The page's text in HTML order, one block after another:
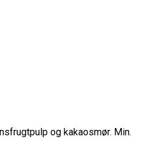
og kakaosmør. Min.